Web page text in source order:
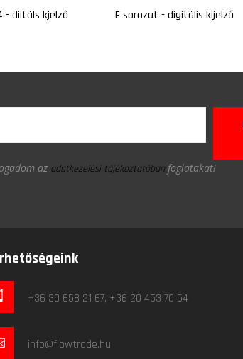
- diitáls kjelző F sorozat - digitális kijelző
az adatkezelési tájékoztatóbanfoglatakat!
+36 30 658 21 67, +36 20 453 70 54
info@flowtrade.hu